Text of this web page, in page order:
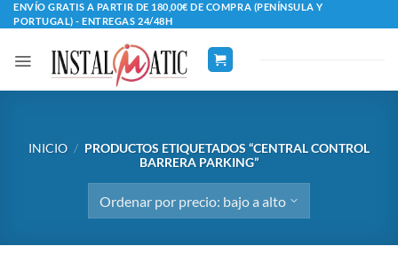
Saltar
al
contenido
ENVÍO GRATIS A PARTIR DE 180,00€ DE COMPRA (PENÍNSULA Y
PORTUGAL) - ENTREGAS 24/48H
INICIO / PRODUCTOS ETIQUETADOS “CENTRAL CONTROL
BARRERA PARKING”